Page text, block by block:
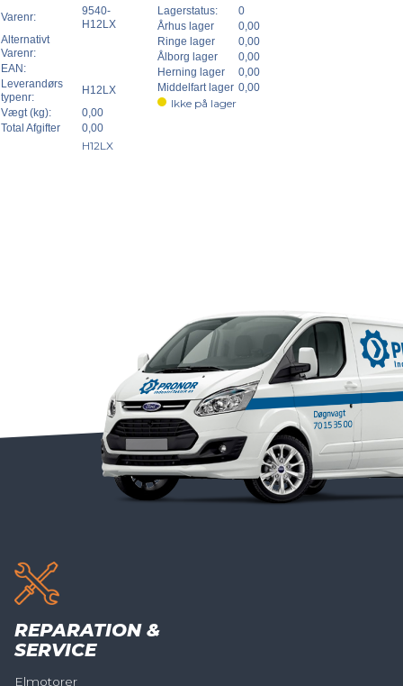
Varenr:
9540-
H12LX
Alternativt
Varenr:
EAN:
Leverandørs
typenr:
H12LX
Vægt (kg):
0,00
Total Afgifter
0,00
H12LX
Lagerstatus:
0
Århus lager
0,00
Ringe lager
0,00
Ålborg lager
0,00
Herning lager
0,00
Middelfart lager 0,00
Ikke på lager
REPARATION &
SERVICE
Elmotorer